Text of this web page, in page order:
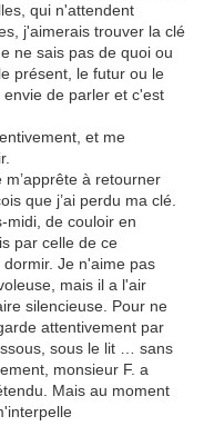
qui n'attendent
j'aimerais trouver la clé
ne sais pas de quoi ou
présent, le futur ou le
de parler et c'est
et me
à retourner
que j’ai perdu ma clé.
midi, de couloir en
par celle de ce
Je n'aime pas
mais il a l'air
silencieuse. Pour ne
attentivement par
sous le lit … sans
monsieur F. a
Mais au moment